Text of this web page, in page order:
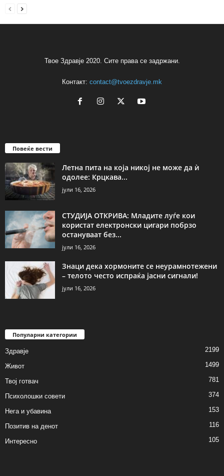
Твое Здравје 2020. Сите права се задржани.
Контакт: contact@tvoezdravje.mk
Повеќе вести
Летна пита на која никој не може да ѝ
одолее: Крцкава...
јули 16, 2026
СТУДИЈА ОТКРИВА: Младите луѓе кои
користат електронски цигари побрзо
остануваат без...
јули 16, 2026
Знаци дека хормоните се неурамнотежени
– телото често испраќа јасни сигнали!
јули 16, 2026
Популарни категории
Здравје 2199
Живот 1499
Твој готвач 781
Психолошки совети 374
Нега и убавина 153
Позитив на денот 116
Интересно 105